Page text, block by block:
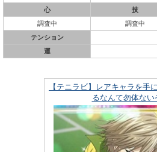
心
技
調査中
調査中
テンション
運
【テニラビ】レアキャラを手
るなんて勿体ない